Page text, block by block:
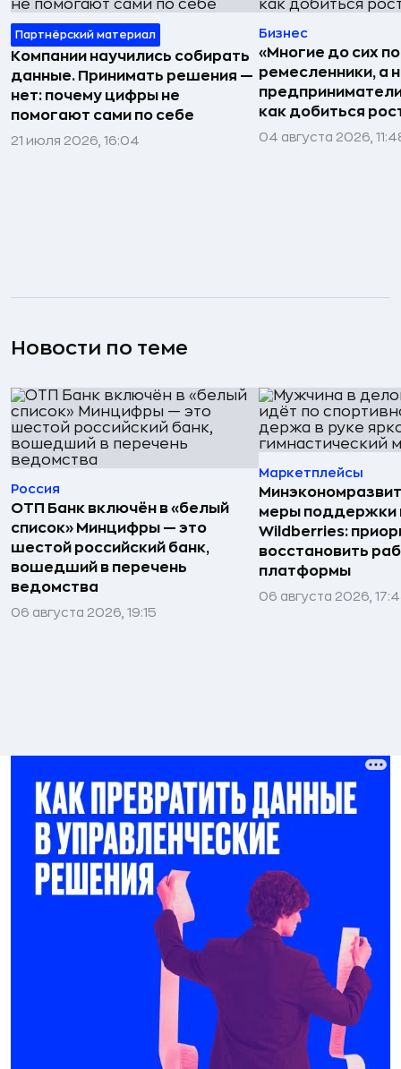
Партнёрский материал
Компании научились собирать
данные. Принимать решения —
нет: почему цифры не
помогают сами по себе
21 июля 2026, 16:04
Бизнес
«Многие до сих
ремесленники, а
как добиться
04 августа 2026,
Новости по теме
Россия
ОТП Банк включён в «белый
список» Минцифры — это
шестой российский банк,
вошедший в перечень
ведомства
06 августа 2026, 19:15
Маркетплейсы
меры поддержки
Wildberries:
восстановить
платформы
06 августа 2026,